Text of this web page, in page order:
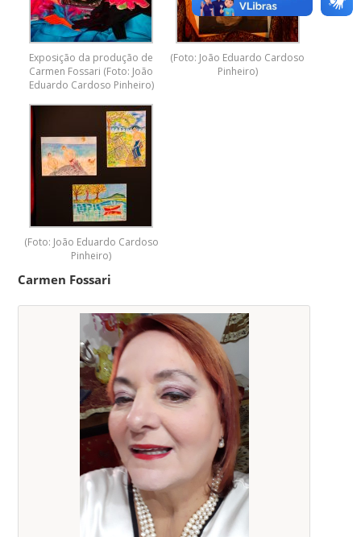
Exposição da produção de
Carmen Fossari (Foto: João
Eduardo Cardoso Pinheiro)
(Foto: João Eduardo Cardoso
Pinheiro)
(Foto: João Eduardo Cardoso
Pinheiro)
Carmen Fossari